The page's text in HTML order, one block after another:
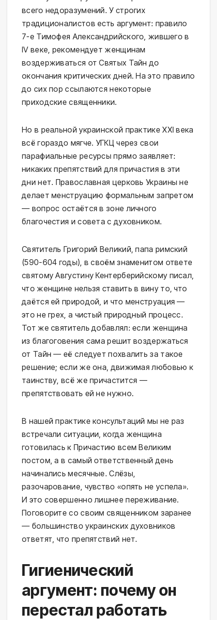
всего недоразумений. У строгих
традиционалистов есть аргумент: правило
7-е Тимофея Александрийского, жившего в
IV веке, рекомендует женщинам
воздерживаться от Святых Тайн до
окончания критических дней. На это правило
до сих пор ссылаются некоторые
приходские священники.
Но в реальной украинской практике XXI века
всё гораздо мягче. УГКЦ через свои
парафиальные ресурсы прямо заявляет:
никаких препятствий для причастия в эти
дни нет. Православная церковь Украины не
делает менструацию формальным запретом
— вопрос остаётся в зоне личного
благочестия и совета с духовником.
Святитель Григорий Великий, папа римский
(590-604 годы), в своём знаменитом ответе
святому Августину Кентерберийскому писал,
что женщине нельзя ставить в вину то, что
даётся ей природой, и что менструация —
это не грех, а чистый природный процесс.
Тот же святитель добавлял: если женщина
из благоговения сама решит воздержаться
от Тайн — её следует похвалить за такое
решение; если же она, движимая любовью к
таинству, всё же причастится —
препятствовать ей не нужно.
В нашей практике консультаций мы не раз
встречали ситуации, когда женщина
готовилась к Причастию всем Великим
постом, а в самый ответственный день
начинались месячные. Слёзы,
разочарование, чувство «опять не успела».
И это совершенно лишнее переживание.
Поговорите со своим священником заранее
— большинство украинских духовников
ответят, что препятствий нет.
Гигиенический
аргумент: почему он
перестал работать